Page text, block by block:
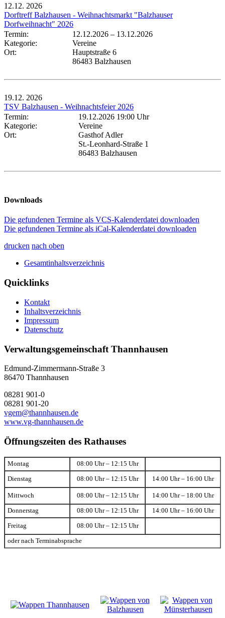
12.12. 2026
Dorftreff Balzhausen - Weihnachtsmarkt "Balzhauser
Dorfweihnacht" 2026
Termin:
12.12.2026 – 13.12.2026
Kategorie:
Vereine
Ort:
Hauptstraße 6
86483 Balzhausen
19.12. 2026
TSV Balzhausen - Weihnachtsfeier 2026
Termin:
19.12.2026 19:00 Uhr
Kategorie:
Vereine
Ort:
Gasthof Adler
St.-Leonhard-Straße 1
86483 Balzhausen
Downloads
Die gefundenen Termine als VCS-Kalenderdatei downloaden
Die gefundenen Termine als iCal-Kalenderdatei downloaden
drucken nach oben
Gesamtinhaltsverzeichnis
Quicklinks
Kontakt
Inhaltsverzeichnis
Impressum
Datenschutz
Verwaltungsgemeinschaft Thannhausen
Edmund-Zimmermann-Straße 3
86470 Thannhausen
08281 901-0
08281 901-20
vgem@thannhausen.de
www.vg-thannhausen.de
Öffnungszeiten des Rathauses
Montag 08:00 Uhr – 12:15 Uhr
Dienstag 08:00 Uhr – 12:15 Uhr 14:00 Uhr – 16:00 Uhr
Mittwoch 08:00 Uhr – 12:15 Uhr 14:00 Uhr – 18:00 Uhr
Donnerstag 08:00 Uhr – 12:15 Uhr 14:00 Uhr – 16:00 Uhr
Freitag 08:00 Uhr – 12:15 Uhr
oder nach Terminabsprache